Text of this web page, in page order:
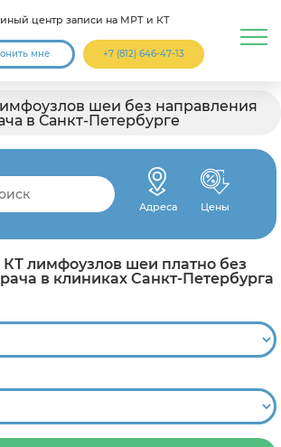
центр записи на МРТ и КТ
мне +7 (812) 646-47-13
шеи без направления
в Санкт-Петербурге
Адреса Цены
КТ лимфоузлов шеи платно без
в клиниках Санкт-Петербурга